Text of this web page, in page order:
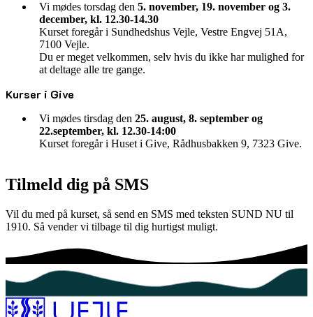
Vi mødes torsdag den 5. november, 19. november og 3.
december, kl. 12.30-14.30
Kurset foregår i Sundhedshus Vejle, Vestre Engvej 51A,
7100 Vejle.
Du er meget velkommen, selv hvis du ikke har mulighed for
at deltage alle tre gange.
Kurser i Give
Vi mødes tirsdag den 25. august, 8. september og
22.september, kl. 12.30-14:00
Kurset foregår i Huset i Give, Rådhusbakken 9, 7323 Give.
Tilmeld dig på SMS
Vil du med på kurset, så send en SMS med teksten SUND NU til
1910. Så vender vi tilbage til dig hurtigst muligt.